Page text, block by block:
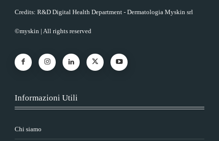
Credits: R&D Digital Health Department - Dermatologia Myskin srl
©myskin | All rights reserved
Informazioni Utili
Chi siamo